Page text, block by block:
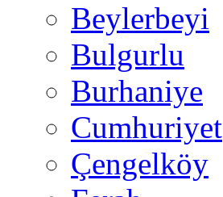
Beylerbeyi
Bulgurlu
Burhaniye
Cumhuriyet
Çengelköy